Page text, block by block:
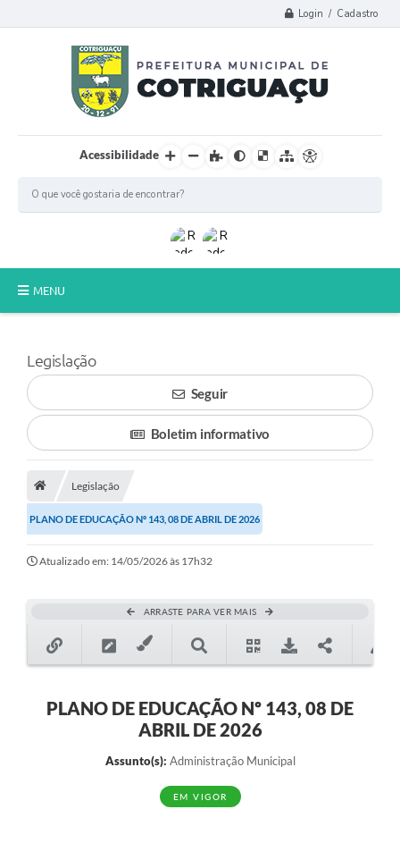
Login / Cadastro
Acessibilidade
MENU
Poder Legislativo
A Prefeitura
Município
Transparência
Contratos
Audiências Públicas
Legislação
Seguir
Boletim informativo
Legislação
PLANO DE EDUCAÇÃO Nº 143, 08 DE ABRIL DE 2026
Atualizado em: 14/05/2026 às 17h32
ARRASTE PARA VER MAIS
PLANO DE EDUCAÇÃO Nº 143, 08 DE
ABRIL DE 2026
Assunto(s): Administração Municipal
EM VIGOR